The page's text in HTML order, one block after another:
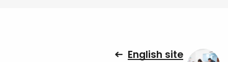
English site